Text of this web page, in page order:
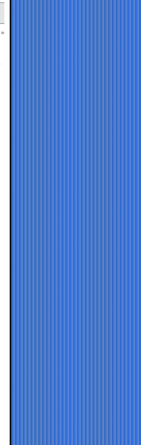
»